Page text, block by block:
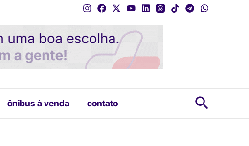
ônibus à venda contato